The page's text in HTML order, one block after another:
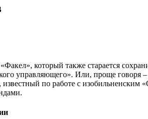
который также старается
управляющего». Или, проще говоря
известный по работе с